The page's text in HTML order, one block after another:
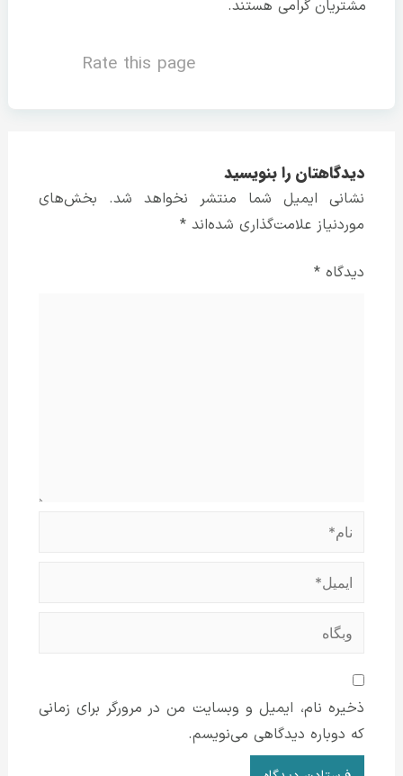
مشتریان گرامی هستند.
Rate this page
دیدگاهتان را بنویسید
نشانی ایمیل شما منتشر نخواهد شد.
بخش‌های
موردنیاز علامت‌گذاری شده‌اند *
دیدگاه *
نام*
ایمیل*
وبگاه
ذخیره نام، ایمیل و وبسایت من در مرورگر برای زمانی
که دوباره دیدگاهی می‌نویسم.